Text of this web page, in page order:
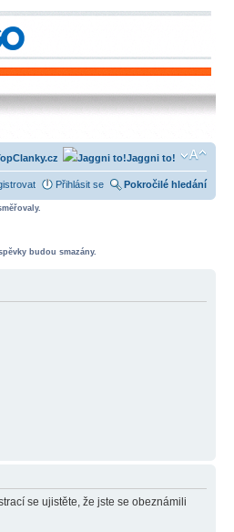
Jaggni to!
Přihlásit se Pokročilé hledání
budou smazány.
se ujistěte, že jste se obeznámili